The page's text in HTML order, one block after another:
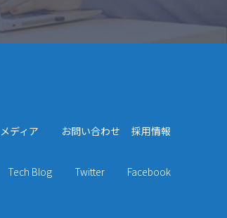
メディア お問い合わせ 採用情報
Tech Blog Twitter Facebook